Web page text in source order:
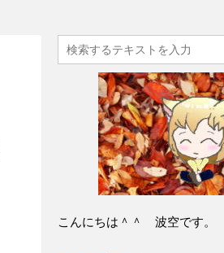
こんにちは＾＾ 波空です。